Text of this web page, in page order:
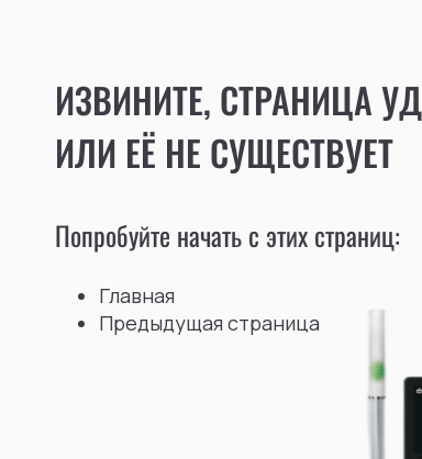
ИЗВИНИТЕ, СТРАНИЦА
ИЛИ ЕЁ НЕ СУЩЕСТВУЕТ
Попробуйте начать с этих страниц:
Главная
Предыдущая страница